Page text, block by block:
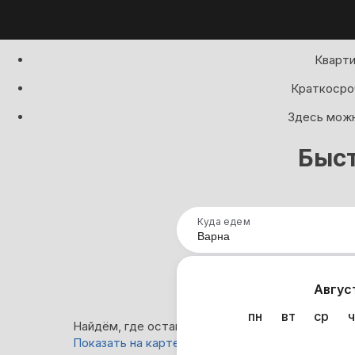
Здесь
Куда едем
пн
вт ср
Найдём, где остановиться в Варне: 0 вариантов
Показать на карте